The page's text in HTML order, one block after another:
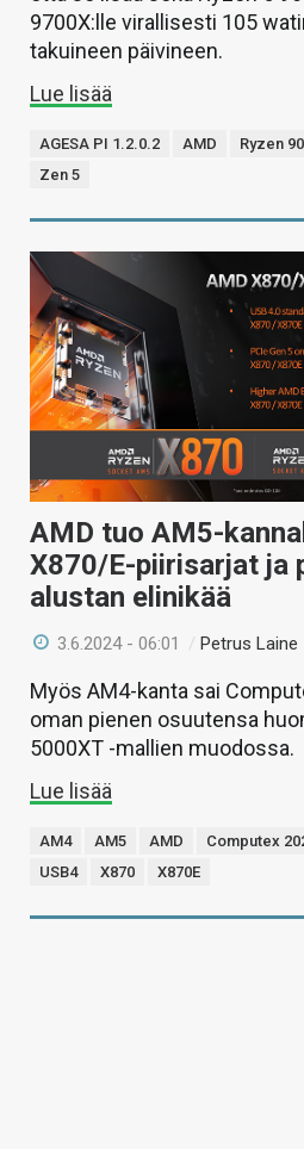
9700X:lle virallisesti 105
takuineen päivineen.
Lue lisää
AGESA PI 1.2.0.2 AMD Ryzen
Zen 5
AMD tuo AM5-
X870/E-piirisarjat ja
alustan elinikää
3.6.2024 - 06:01 /Petrus Laine
Myös AM4-kanta sai
oman pienen osuutensa
5000XT -mallien muodossa.
Lue lisää
AM4 AM5 AMD Computex
USB4
X870 X870E